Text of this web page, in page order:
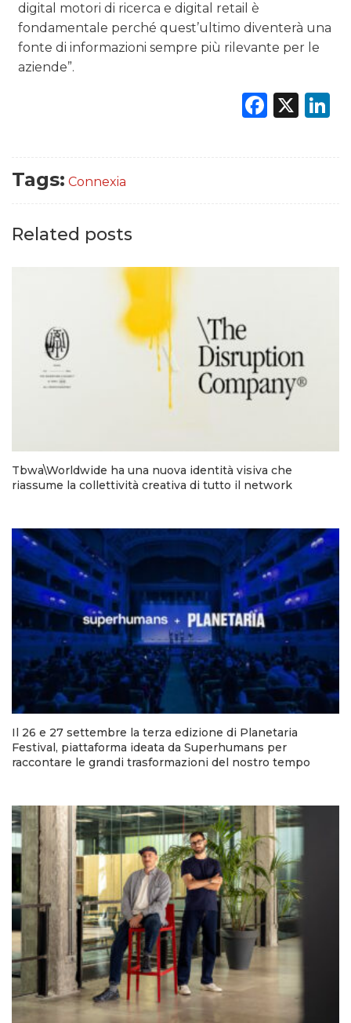
digital motori di ricerca e digital retail è
fondamentale perché quest’ultimo diventerà una
fonte di informazioni sempre più rilevante per le
aziende”.
X
Tags: Connexia
Related posts
Tbwa\Worldwide ha una nuova identità visiva che
riassume la collettività creativa di tutto il network
Il 26 e 27 settembre la terza edizione di Planetaria
Festival, piattaforma ideata da Superhumans per
raccontare le grandi trasformazioni del nostro tempo